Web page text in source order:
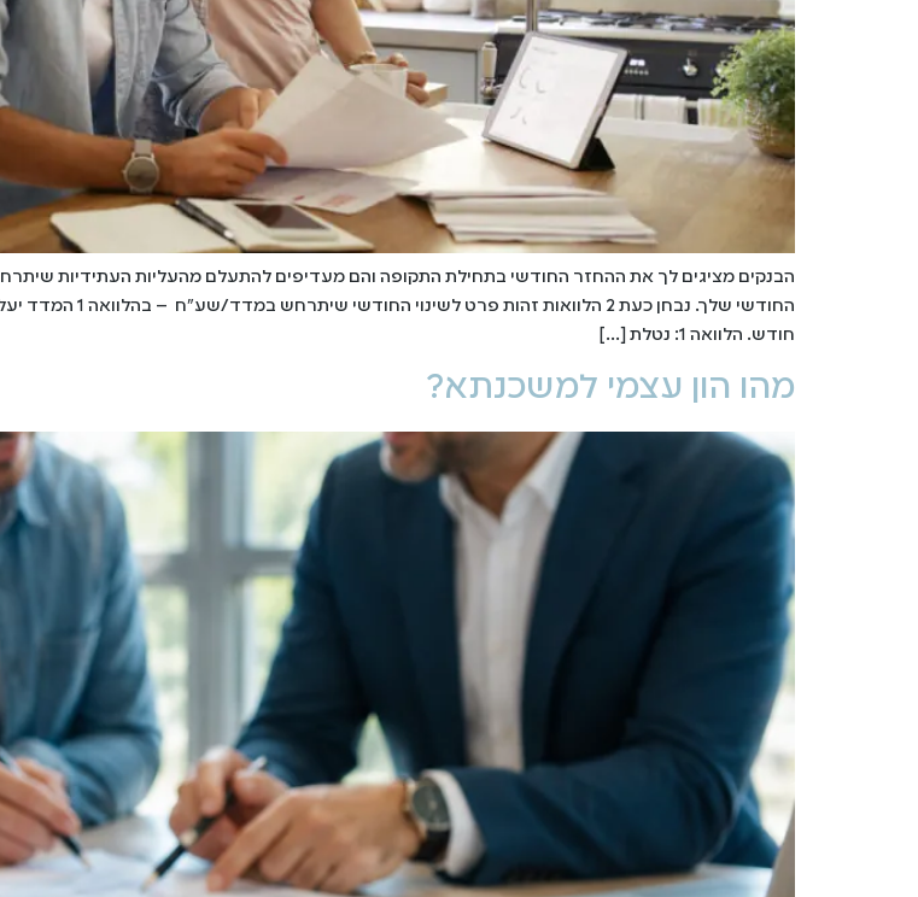
הבנקים מציגים לך את ההחזר החודשי בתחילת התקופה והם מעדיפים להתעלם מהעליות העתידיות
חודש. הלוואה 1: נטלת […]
מהו הון עצמי למשכנתא?